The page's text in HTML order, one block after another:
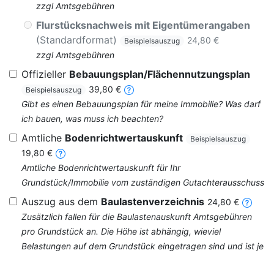
zzgl Amtsgebühren
Flurstücksnachweis mit Eigentümerangaben
(Standardformat)
Beispielsauszug
24,80 €
zzgl Amtsgebühren
Offizieller Bebauungsplan/Flächennutzungsplan
Beispielsauszug
39,80 €
Gibt es einen Bebauungsplan für meine Immobilie? Was darf
ich bauen, was muss ich beachten?
Amtliche Bodenrichtwertauskunft Beispielsauszug
19,80 €
Amtliche Bodenrichtwertauskunft für Ihr
Grundstück/Immobilie vom zuständigen Gutachterausschuss
Auszug aus dem Baulastenverzeichnis 24,80 €
Zusätzlich fallen für die Baulastenauskunft Amtsgebühren
pro Grundstück an. Die Höhe ist abhängig, wieviel
Belastungen auf dem Grundstück eingetragen sind und ist je